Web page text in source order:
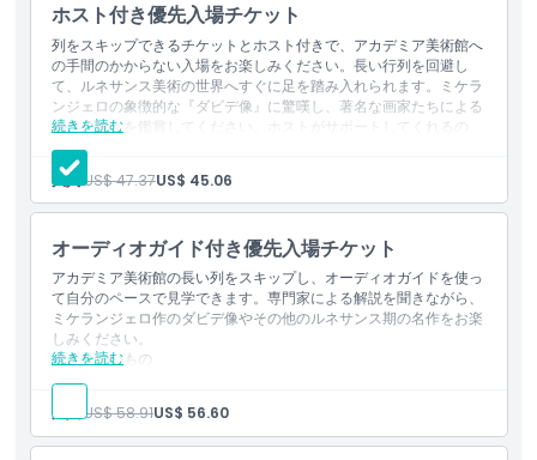
フィレンツェのアカデミア美術館は、芸術愛好家や歴史ファンにと
って必見の場所です。ミケランジェロのダヴィデに感銘を受ける方
も、ルネサンス美術が好きな方も、あるいはフィレンツェの文化の
美しさを体験したい方も、この美術館は最適な目的地です。訪問の
計画を立て、アカデミア美術館のチケットを用意して、芸術と歴史
に満ちた忘れられない旅をお楽しみください。
ハイライト
含まれるもの
営業時間
ホスト付き優先入場チケット
列をスキップできるチケットとホスト付きで、アカデミア美術館へ
の手間のかからない入場をお楽しみください。長い行列を回避し
て、ルネサンス美術の世界へすぐに足を踏み入れられます。ミケラ
ンジェロの象徴的な『ダビデ像』に驚嘆し、著名な画家たちによる
傑作の数々を鑑賞してください。ホストがサポートしてくれるの
で、滞在はスムーズでストレスフリーになり、この世界的に有名な
美術館の美しさと歴史に集中できます。
続きを読む
含まれないもの
音声ガイド
ホテルの送迎（往復）
その他の個人的な費用
含まれるもの
以下への入場：アカデミア美術館（事前予約手数料を含む、入
場保証および一般入場列のスキップ）
集合場所でのスタッフによるサポートとその場でのチケット引
換サービス
事前予約手数料
大人: US$ 47.37US$ 45.06
オーディオガイド付き優先入場チケット
アカデミア美術館の長い列をスキップし、オーディオガイドを使っ
て自分のペースで見学できます。専門家による解説を聞きながら、
ミケランジェロ作のダビデ像やその他のルネサンス期の名作をお楽
しみください。
続きを読む
含まれないもの
ツアーガイド
ホテルの送迎
その他の個人的な費用
含まれるもの
大人: US$ 58.91US$ 56.60